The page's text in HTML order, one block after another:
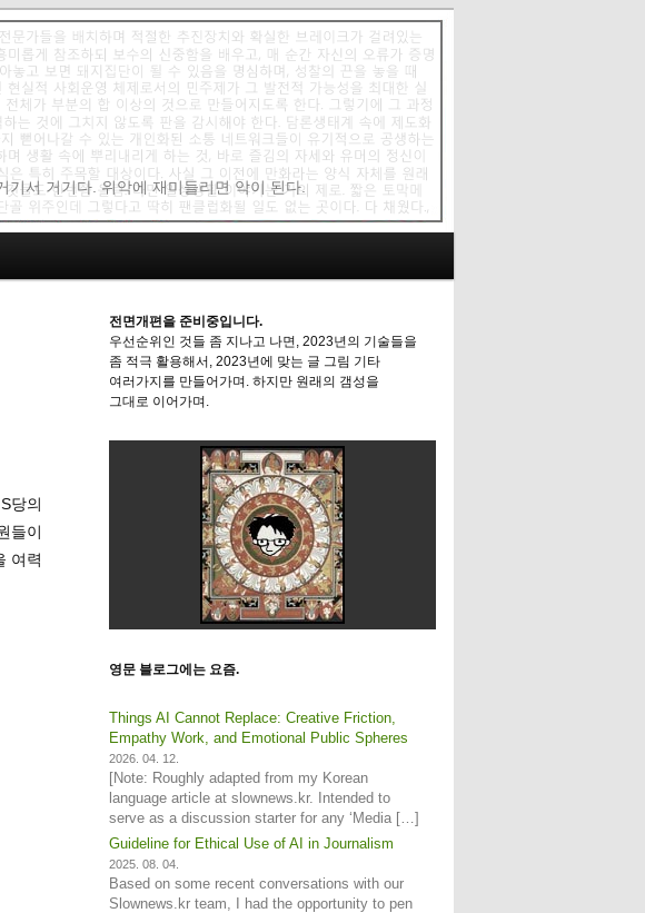
서 거기다. 위악에 재미들리면 악이 된다.
당의
들이
여력
전면개편을 준비중입니다.
우선순위인 것들 좀 지나고 나면, 2023년의 기술들을
좀 적극 활용해서, 2023년에 맞는 글 그림 기타
여러가지를 만들어가며. 하지만 원래의 갬성을
그대로 이어가며.
영문 블로그에는 요즘.
Things AI Cannot Replace: Creative Friction,
Empathy Work, and Emotional Public Spheres
2026. 04. 12.
[Note: Roughly adapted from my Korean
language article at slownews.kr. Intended to
serve as a discussion starter for any ‘Media […]
Guideline for Ethical Use of AI in Journalism
2025. 08. 04.
Based on some recent conversations with our
Slownews.kr team, I had the opportunity to pen